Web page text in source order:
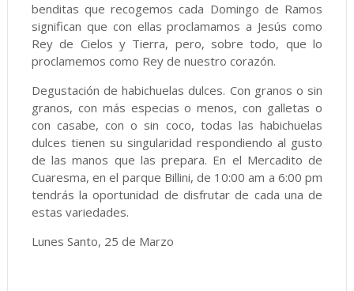
benditas que recogemos cada Domingo de Ramos
significan que con ellas proclamamos a Jesús como
Rey de Cielos y Tierra, pero, sobre todo, que lo
proclamemos como Rey de nuestro corazón.
Degustación de habichuelas dulces. Con granos o sin
granos, con más especias o menos, con galletas o
con casabe, con o sin coco, todas las habichuelas
dulces tienen su singularidad respondiendo al gusto
de las manos que las prepara. En el Mercadito de
Cuaresma, en el parque Billini, de 10:00 am a 6:00 pm
tendrás la oportunidad de disfrutar de cada una de
estas variedades.
Lunes Santo, 25 de Marzo